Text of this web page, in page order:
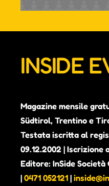
INSIDE
Magazine mensile
Südtirol, Trentino e
Testata iscritta al
09.12.2002 | Iscrizione
Editore: InSide Società
| 0471 052121 |